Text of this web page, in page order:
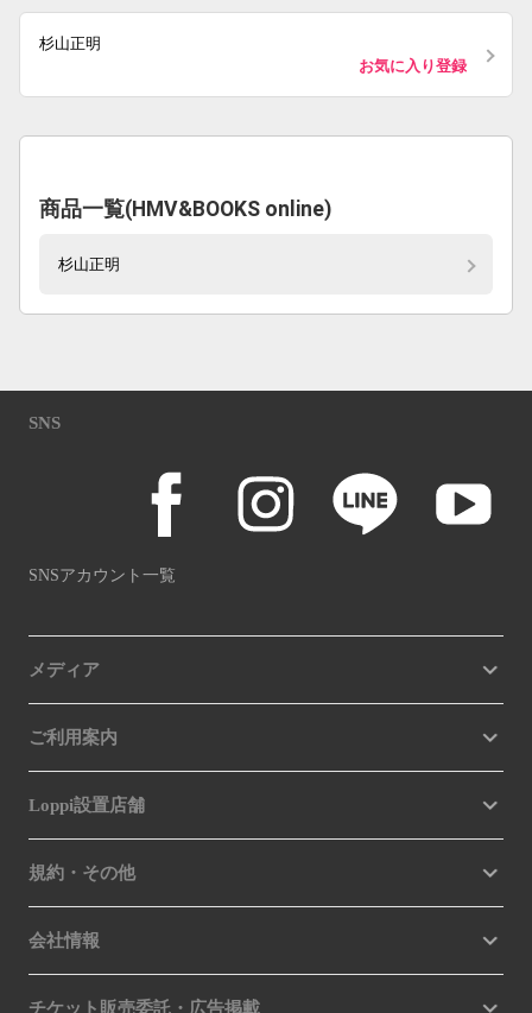
杉山正明
お気に入り登録
商品一覧(HMV&BOOKS online)
杉山正明
SNS
SNSアカウント一覧
メディア
ご利用案内
Loppi設置店舗
規約・その他
会社情報
チケット販売委託・広告掲載